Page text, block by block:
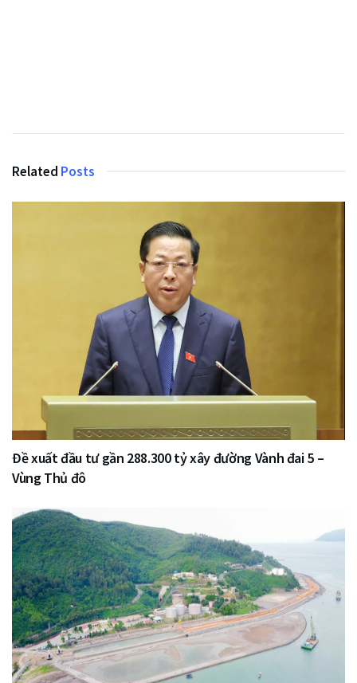
Related Posts
Đề xuất đầu tư gần 288.300 tỷ xây đường Vành đai 5 –
Vùng Thủ đô